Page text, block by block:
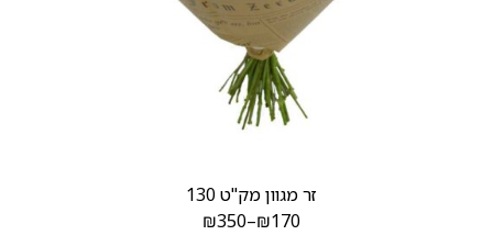
זר מגוון מק"ט 130
₪170
–
₪350